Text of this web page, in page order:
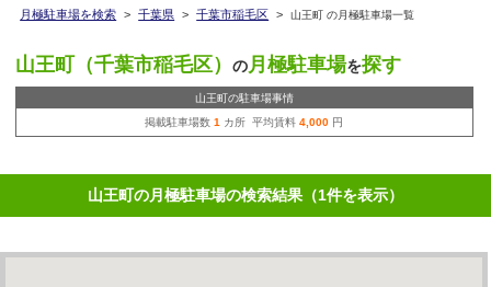
月極駐車場を検索 > 千葉県 > 千葉市稲毛区 > 山王町 の月極駐車場一覧
山王町（千葉市稲毛区） の月極駐車場を探す
山王町の駐車場事情
掲載駐車場数1 カ所 平均賃料4,000 円
山王町の月極駐車場の検索結果（1件を表示）